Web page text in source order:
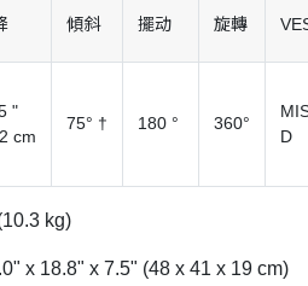
傾斜 擺动 旋轉
"
cm
75° † 180 ° 360°
D
kg)
x 18.8" x 7.5" (48 x 41 x 19 cm)